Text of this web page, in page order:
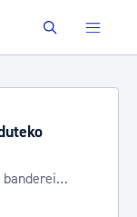
Buscar